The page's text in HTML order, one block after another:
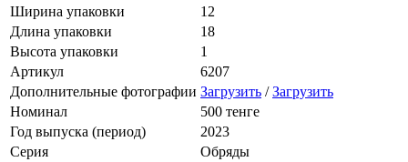
Ширина упаковки
12
Длина упаковки
18
Высота упаковки
1
Артикул
6207
Дополнительные фотографии Загрузить /Загрузить
Номинал
500 тенге
Год выпуска (период)
2023
Серия
Обряды